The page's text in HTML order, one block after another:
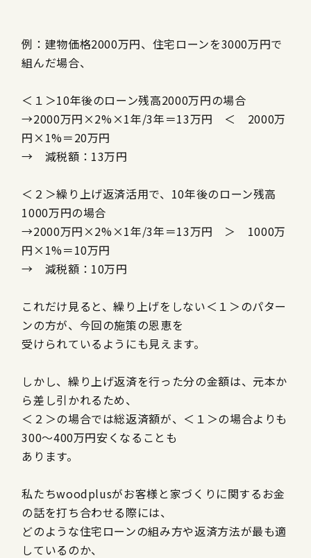
例：建物価格2000万円、住宅ローンを3000万円で
組んだ場合、
＜１＞10年後のローン残高2000万円の場合
→2000万円 ×2%×1年/3年＝13万円 ＜ 2000万
円 ×1%＝20万円
→ 減税額： 13万円
＜２＞繰り上げ返済活用で、 10年後のローン残高
1000万円の場合
→2000万円 ×2%×1年/3年＝13万円 ＞ 1000万
円 ×1%＝10万円
→ 減税額： 10万円
これだけ見ると、繰り上げをしない＜１＞のパター
ンの方が、今回の施策の恩恵を
受けられているようにも見えます。
しかし、繰り上げ返済を行った分の金額は、元本か
ら差し引かれるため、
＜２＞の場合では総返済額が、＜１＞の場合よりも
300～400万円安くなることも
あります。
私たちwoodplusがお客様と家づくりに関するお金
の話を打ち合わせる際には、
どのような住宅ローンの組み方や返済方法が最も適
しているのか、